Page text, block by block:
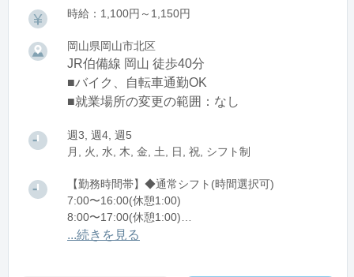
時給：1,100円～1,150円
岡山県岡山市北区
JR伯備線 岡山 徒歩40分
■バイク、自転車通勤OK
■就業場所の変更の範囲：なし
週3, 週4, 週5
月, 火, 水, 木, 金, 土, 日, 祝, シフト制
【勤務時間帯】◆通常シフト(時間選択可)
7:00〜16:00(休憩1:00)
8:00〜17:00(休憩1:00)
12:00〜21:00(休憩1:00)
...続きを見る